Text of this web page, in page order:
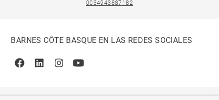
0034943887182
BARNES CÔTE BASQUE EN LAS REDES SOCIALES
FacebookLinkedinInstagramYoutube